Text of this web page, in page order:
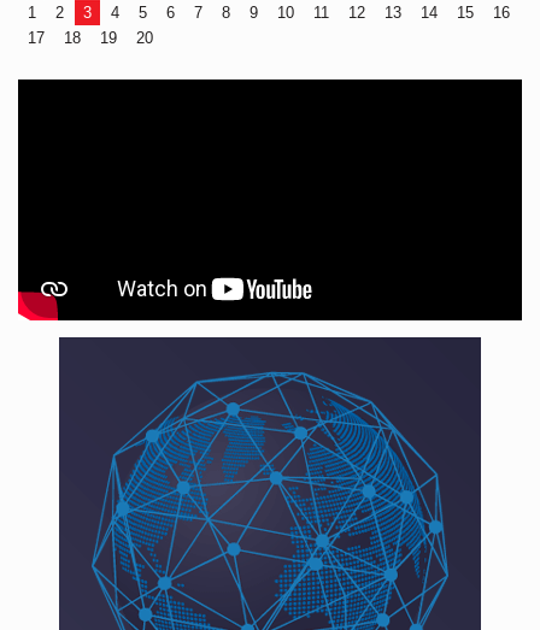
1 2 3 4 5 6 7 8 9 10 11 12 13 14 15
16
17
18 19 20